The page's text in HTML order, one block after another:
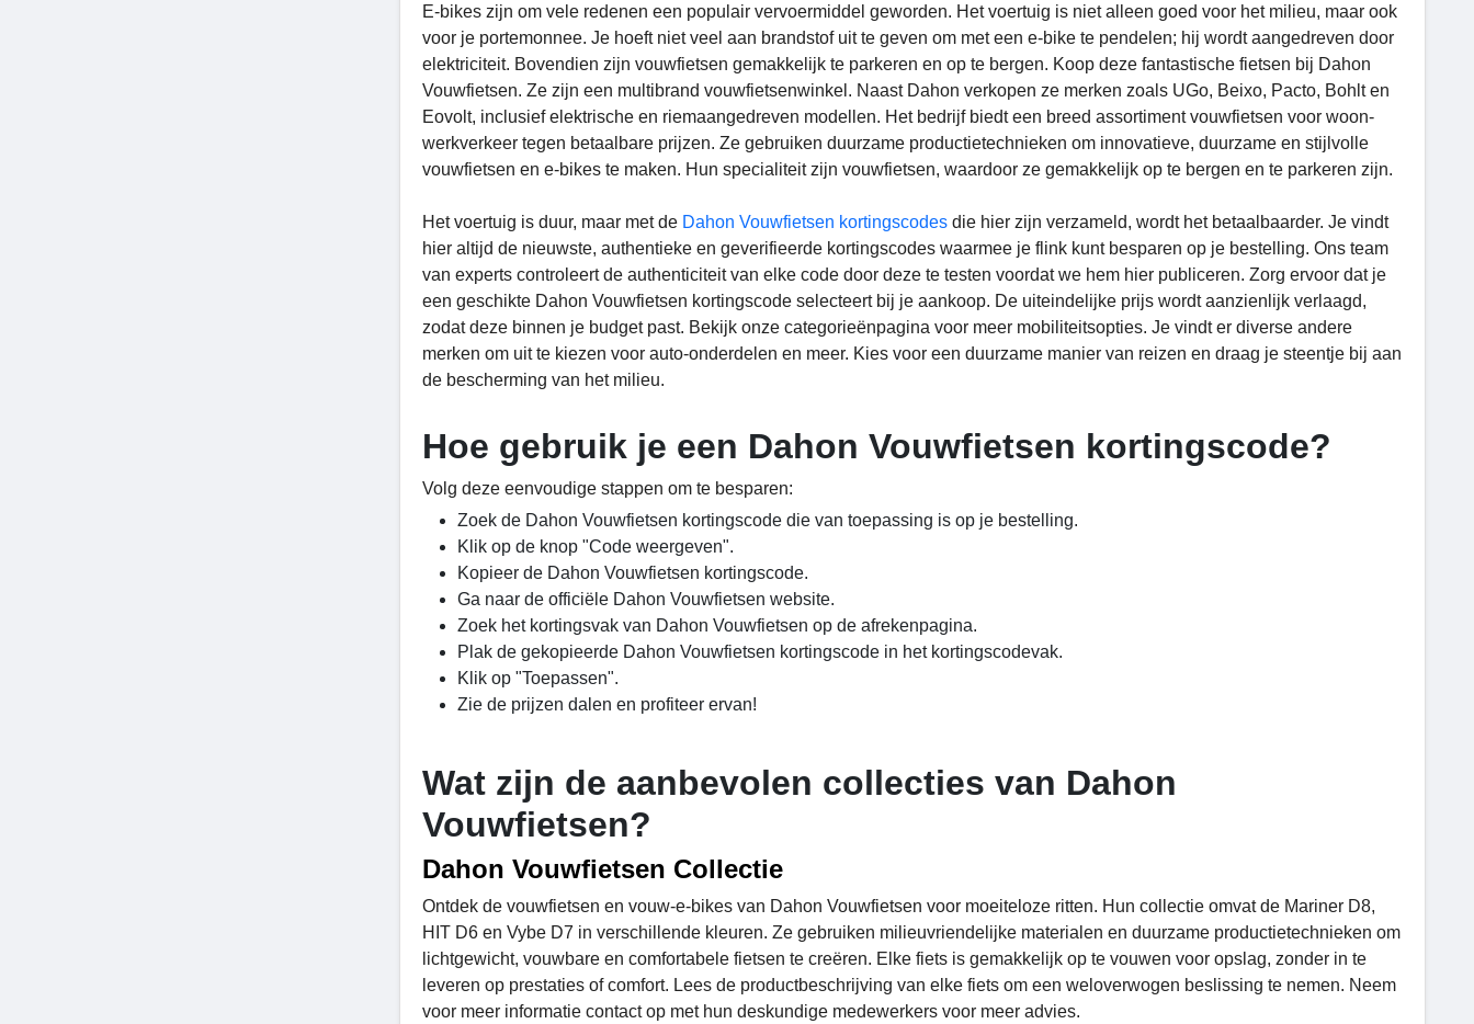
E-bikes zijn om vele redenen een populair vervoermiddel geworden. Het voertuig is niet alleen goed voor het milieu, maar ook
voor je portemonnee. Je hoeft niet veel aan brandstof uit te geven om met een e-bike te pendelen; hij wordt aangedreven door
elektriciteit. Bovendien zijn vouwfietsen gemakkelijk te parkeren en op te bergen. Koop deze fantastische fietsen bij Dahon
Vouwfietsen. Ze zijn een multibrand vouwfietsenwinkel. Naast Dahon verkopen ze merken zoals UGo, Beixo, Pacto, Bohlt en
Eovolt, inclusief elektrische en riemaangedreven modellen. Het bedrijf biedt een breed assortiment vouwfietsen voor woon-
werkverkeer tegen betaalbare prijzen. Ze gebruiken duurzame productietechnieken om innovatieve, duurzame en stijlvolle
vouwfietsen en e-bikes te maken. Hun specialiteit zijn vouwfietsen, waardoor ze gemakkelijk op te bergen en te parkeren zijn.
Het voertuig is duur, maar met de Dahon Vouwfietsen kortingscodes die hier zijn verzameld, wordt het betaalbaarder. Je vindt
hier altijd de nieuwste, authentieke en geverifieerde kortingscodes waarmee je flink kunt besparen op je bestelling. Ons team
van experts controleert de authenticiteit van elke code door deze te testen voordat we hem hier publiceren. Zorg ervoor dat je
een geschikte Dahon Vouwfietsen kortingscode selecteert bij je aankoop. De uiteindelijke prijs wordt aanzienlijk verlaagd,
zodat deze binnen je budget past. Bekijk onze categorieënpagina voor meer mobiliteitsopties. Je vindt er diverse andere
merken om uit te kiezen voor auto-onderdelen en meer. Kies voor een duurzame manier van reizen en draag je steentje bij aan
de bescherming van het milieu.
Hoe gebruik je een Dahon Vouwfietsen kortingscode?
Volg deze eenvoudige stappen om te besparen:
Zoek de Dahon Vouwfietsen kortingscode die van toepassing is op je bestelling.
Klik op de knop "Code weergeven".
Kopieer de Dahon Vouwfietsen kortingscode.
Ga naar de officiële Dahon Vouwfietsen website.
Zoek het kortingsvak van Dahon Vouwfietsen op de afrekenpagina.
Plak de gekopieerde Dahon Vouwfietsen kortingscode in het kortingscodevak.
Klik op "Toepassen".
Zie de prijzen dalen en profiteer ervan!
Wat zijn de aanbevolen collecties van Dahon
Vouwfietsen?
Dahon Vouwfietsen Collectie
Ontdek de vouwfietsen en vouw-e-bikes van Dahon Vouwfietsen voor moeiteloze ritten. Hun collectie omvat de Mariner D8,
HIT D6 en Vybe D7 in verschillende kleuren. Ze gebruiken milieuvriendelijke materialen en duurzame productietechnieken om
lichtgewicht, vouwbare en comfortabele fietsen te creëren. Elke fiets is gemakkelijk op te vouwen voor opslag, zonder in te
leveren op prestaties of comfort. Lees de productbeschrijving van elke fiets om een ​​weloverwogen beslissing te nemen. Neem
voor meer informatie contact op met hun deskundige medewerkers voor meer advies.